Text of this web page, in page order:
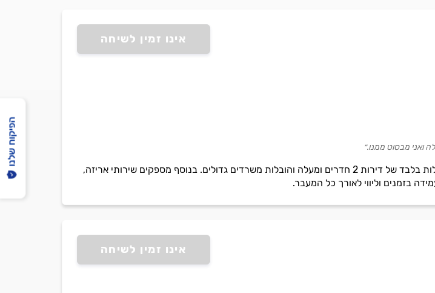
אינו זמין לשיחה
פליגל הובלות, בהנהלת ניקיטה פליגל, מתמחים בהובלות גדולות בלבד של דירות 2 חדרים ומעלה והובלות משרדים גדולים. בנוסף מספקים שירותי אריזה,
בזמנים וליווי לאורך כל המעבר.
ואני מבסוט ממנו.״
אינו זמין לשיחה
הפיקוח שלנו